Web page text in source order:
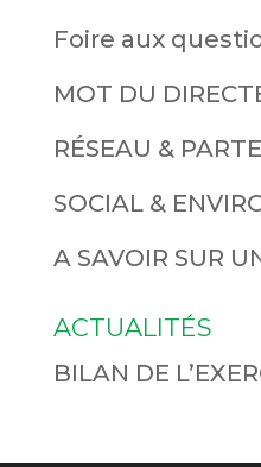
Foire aux
MOT DU
RÉSEAU &
SOCIAL &
A SAVOIR SUR
ACTUALITÉS
BILAN DE